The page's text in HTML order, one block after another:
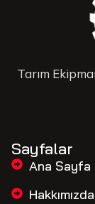
Tarım
Sayfalar
Ana Sayfa
Hakkımızda